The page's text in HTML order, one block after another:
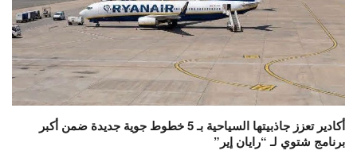
أكادير تعزز جاذبيتها السياحية بـ 5 خطوط جوية جديدة ضمن أكبر
برنامج شتوي لـ “رايان إير”